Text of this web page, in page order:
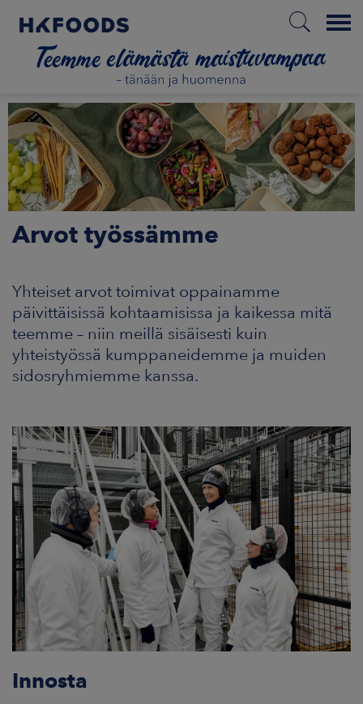
Menu
ETUSIVU
FI
MEISTÄ
UUTISHUONE
Arvot työssämme
Yhteiset arvot toimivat oppainamme
päivittäisissä kohtaamisissa ja kaikessa mitä
teemme – niin meillä sisäisesti kuin
yhteistyössä kumppaneidemme ja muiden
sidosryhmiemme kanssa.
Innosta